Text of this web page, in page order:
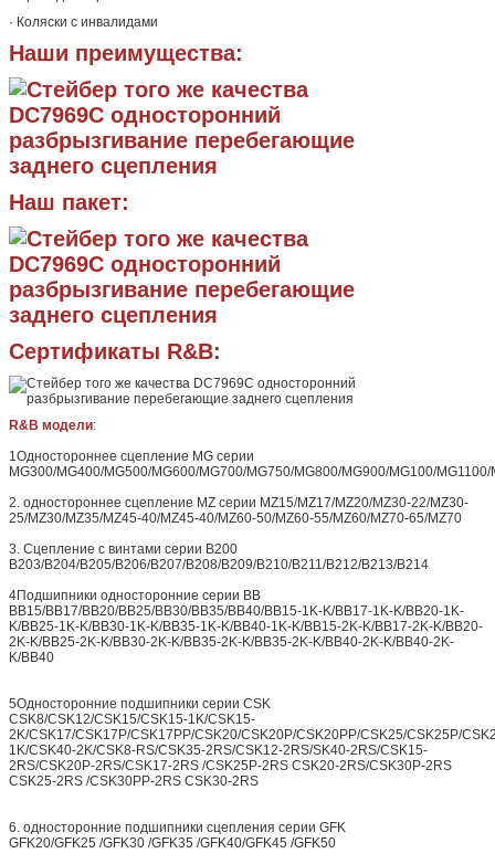
· Коляски с инвалидами
Наши преимущества:
Наш пакет:
Сертификаты R&B:
R&B модели:
1Одностороннее сцепление MG серии
MG300/MG400/MG500/MG600/MG700/MG750/MG800/MG900/MG100/
2. одностороннее сцепление MZ серии MZ15/MZ17/MZ20/MZ30-22/MZ30-
25/MZ30/MZ35/MZ45-40/MZ45-40/MZ60-50/MZ60-55/MZ60/MZ70-65/MZ70
3. Сцепление с винтами серии B200
B203/B204/B205/B206/B207/B208/B209/B210/B211/B212/B213/B214
4Подшипники односторонние серии BB
BB15/BB17/BB20/BB25/BB30/BB35/BB40/BB15-1K-K/BB17-1K-K/BB20-1K-
K/BB25-1K-K/BB30-1K-K/BB35-1K-K/BB40-1K-K/BB15-2K-K/BB17-2K-K/BB20-
2K-K/BB25-2K-K/BB30-2K-K/BB35-2K-K/BB35-2K-K/BB40-2K-K/BB40-2K-
K/BB40
5Односторонние подшипники серии CSK
CSK8/CSK12/CSK15/CSK15-1K/CSK15-
2K/CSK17/CSK17P/CSK17PP/CSK20/CSK20P/CSK20PP/CSK25/CSK25P/
1K/CSK40-2K/CSK8-RS/CSK35-2RS/CSK12-2RS/SK40-2RS/CSK15-
2RS/CSK20P-2RS/CSK17-2RS /CSK25P-2RS CSK20-2RS/CSK30P-2RS
CSK25-2RS /CSK30PP-2RS CSK30-2RS
6. односторонние подшипники сцепления серии GFK
GFK20/GFK25 /GFK30 /GFK35 /GFK40/GFK45 /GFK50